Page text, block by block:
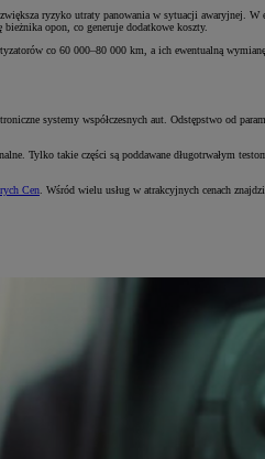
ryzyko utraty panowania w sytuacji awaryjnej.
bieżnika opon, co generuje dodatkowe koszty.
co 60 000–80 000 km, a ich ewentualną
systemy współczesnych aut. Odstępstwo od
Tylko takie części są poddawane długotrwałym
Cen. Wśród wielu usług w atrakcyjnych cenach